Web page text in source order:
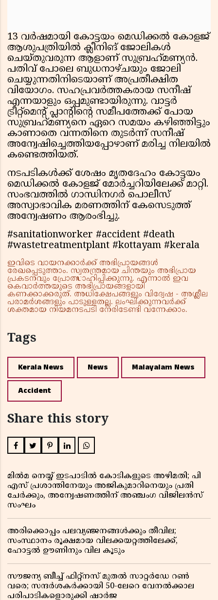
13 വര്‍ഷമായി കോട്ടയം മെഡിക്കല്‍ കോളജ്
ആശുപത്രിയില്‍ ക്ലീനിങ് ജോലികള്‍
ചെയ്തുവരുന്ന ആളാണ് സുബ്രഹ്‌മണ്യന്‍.
പതിവ് പോലെ ബുധനാഴ്ചയും ജോലി
ചെയ്യുന്നതിനിടെയാണ് അപ്രതീക്ഷിത
വിയോഗം. സഹപ്രവര്‍ത്തകരായ സനീഷ്
എന്നയാളും ഒപ്പമുണ്ടായിരുന്നു. വാട്ടര്‍
ട്രീറ്റ്‌മെന്റ് പ്ലാന്റിന്റെ സമീപത്തേക്ക് പോയ
സുബ്രഹ്‌മണ്യനെ ഏറെ സമയം കഴിഞ്ഞിട്ടും
കാണാതെ വന്നതിനെ തുടര്‍ന്ന് സനീഷ്
അന്വേഷിച്ചെത്തിയപ്പോഴാണ് മരിച്ച നിലയില്‍
കണ്ടെത്തിയത്.
നടപടികള്‍ക്ക് ശേഷം മൃതദേഹം കോട്ടയം
മെഡിക്കല്‍ കോളജ് മോര്‍ച്ചറിയിലേക്ക് മാറ്റി.
സംഭവത്തില്‍ ഗാന്ധിനഗര്‍ പൊലീസ്
അസ്വാഭാവിക മരണത്തിന് കേസെടുത്ത്
അന്വേഷണം ആരംഭിച്ചു.
#sanitationworker #accident #death
#wastetreatmentplant #kottayam #kerala
ഇവിടെ വായനക്കാർക്ക് അഭിപ്രായങ്ങൾ
രേഖപ്പെടുത്താം. സ്വതന്ത്രമായ ചിന്തയും അഭിപ്രായ
പ്രകടനവും പ്രോത്സാഹിപ്പിക്കുന്നു. എന്നാൽ ഇവ
കെവാർത്തയുടെ അഭിപ്രായങ്ങളായി
കണക്കാക്കരുത്. അധിക്ഷേപങ്ങളും വിദ്വേഷ - അശ്ലീല
പരാമർശങ്ങളും പാടുള്ളതല്ല. ലംഘിക്കുന്നവർക്ക്
ശക്തമായ നിയമനടപടി നേരിടേണ്ടി വന്നേക്കാം.
Tags
Kerala News News Malayalam News
Accident
Share this story
മിൽമ നെയ്യ് ഇടപാടിൽ കോടികളുടെ അഴിമതി; പി
എസ് പ്രശാന്തിനേയും അജികുമാറിനെയും പ്രതി
ചേർക്കും, അന്വേഷണത്തിന് അഞ്ചംഗ വിജിലൻസ്
സംഘം
അരിക്കൊപ്പം പലവ്യഞ്ജനങ്ങൾക്കും തീവില;
സംസ്ഥാനം രൂക്ഷമായ വിലക്കയറ്റത്തിലേക്ക്,
ഹോട്ടൽ ഊണിനും വില കൂടും
സൗജന്യ ബീച്ച് ഫിറ്റ്നസ് മുതൽ സാറ്റർഡേ റൺ
വരെ; സന്ദർശകർക്കായി 50-ലേറെ വേനൽക്കാല
പരിപാടികളൊരുക്കി ഷാർജ